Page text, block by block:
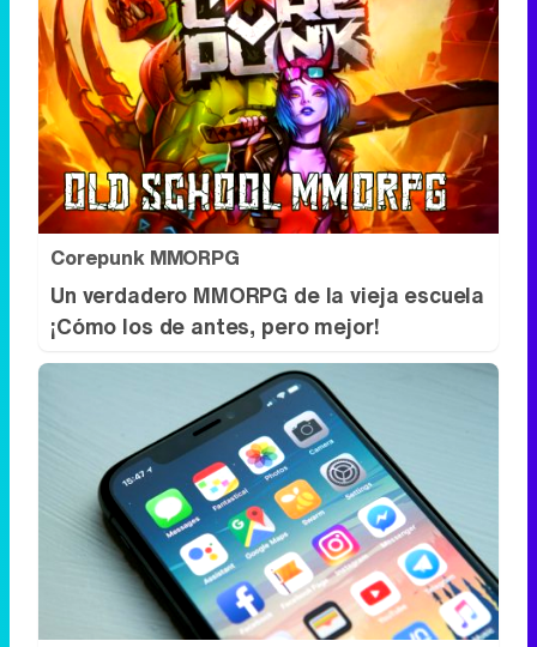
Corepunk MMORPG
Un verdadero MMORPG de la vieja escuela
¡Cómo los de antes, pero mejor!